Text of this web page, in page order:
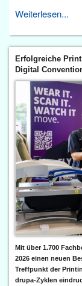
Weiterlesen...
Erfolgreiche Print
Digital
Mit über 1.700
2026 einen neuen
Treffpunkt der
drupa-Zyklen